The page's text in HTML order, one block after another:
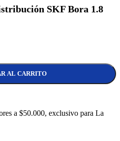
SKF Bora 1.8
SKF Bora 1.8 cantidad
AL CARRITO
a $50.000, exclusivo para La